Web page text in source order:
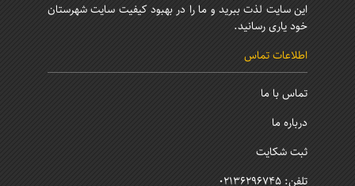
این سایت لذت ببرید و ما را در بهبود کیفیت سایت شهرستان
خود یاری رسانید.
اطلاعات تماس
تماس با ما
درباره ما
ثبت شکایت
تلفن: 02136296745